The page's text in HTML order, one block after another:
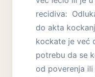
recidiva:
do akta
kockate je već
potrebu da se
od poverenja